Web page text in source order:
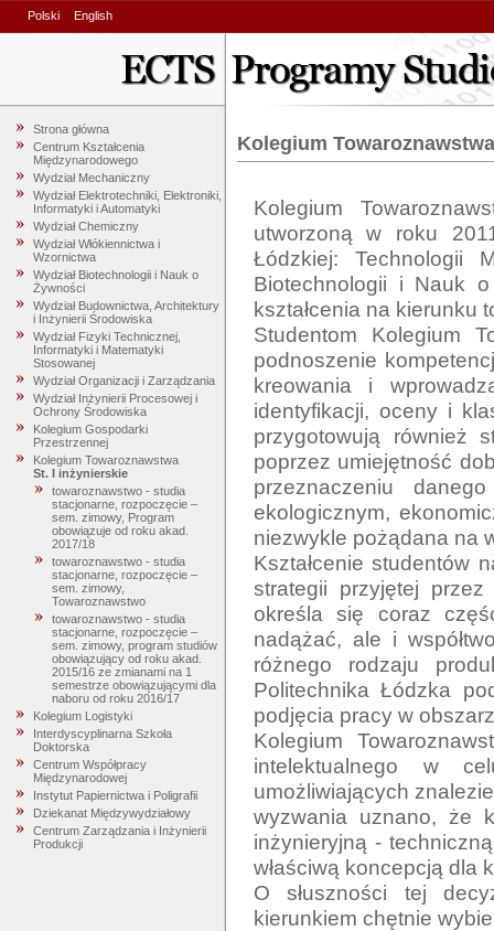
Polski English
Strona główna
Centrum Kształcenia
Międzynarodowego
Wydział Mechaniczny
Wydział Elektrotechniki, Elektroniki,
Informatyki i Automatyki
Wydział Chemiczny
Wydział Włókiennictwa i
Wzornictwa
Wydział Biotechnologii i Nauk o
Żywności
Wydział Budownictwa, Architektury
i Inżynierii Środowiska
Wydział Fizyki Technicznej,
Informatyki i Matematyki
Stosowanej
Wydział Organizacji i Zarządzania
Wydział Inżynierii Procesowej i
Ochrony Środowiska
Kolegium Gospodarki
Przestrzennej
Kolegium Towaroznawstwa
St. I inżynierskie
towaroznawstwo - studia
stacjonarne, rozpoczęcie –
sem. zimowy, Program
obowiązuje od roku akad.
2017/18
towaroznawstwo - studia
stacjonarne, rozpoczęcie –
sem. zimowy,
Towaroznawstwo
towaroznawstwo - studia
stacjonarne, rozpoczęcie –
sem. zimowy, program studiów
obowiązujący od roku akad.
2015/16 ze zmianami na 1
semestrze obowiązującymi dla
naboru od roku 2016/17
Kolegium Logistyki
Interdyscyplinarna Szkoła
Doktorska
Centrum Współpracy
Międzynarodowej
Instytut Papiernictwa i Poligrafii
Dziekanat Międzywydziałowy
Centrum Zarządzania i Inżynierii
Produkcji
Kolegium Towaroznawstwa
Kolegium
utworzoną w roku
Łódzkiej: Technologii
Biotechnologii i Nauk
kształcenia na kierunku
Studentom Kolegium
podnoszenie
kreowania i
identyfikacji, oceny i
przygotowują również
poprzez umiejętność
przeznaczeniu
ekologicznym,
niezwykle pożądana na
Kształcenie studentów
strategii przyjętej
określa się coraz
nadążać, ale i
różnego rodzaju
Politechnika Łódzka
podjęcia pracy w
Kolegium
intelektualnego w
umożliwiających
wyzwania uznano, że
inżynieryjną -
właściwą koncepcją dla
O słuszności tej
kierunkiem chętnie